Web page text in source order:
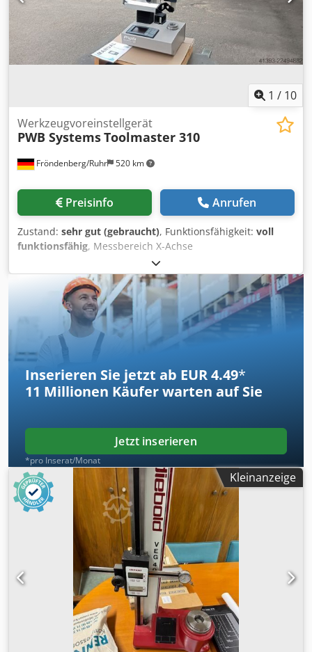
1 / 10
Fröndenberg/Ruhr 520 km
Werkzeugvoreinstellgerät
PWB SystemsToolmaster 310
Preisinfo Anrufen
Zustand: sehr gut (gebraucht), Funktionsfähigkeit: voll
funktionsfähig, Messbereich X-Achse
(Werkzeugdurchmesser) ca. 250 mm Messbereich Z-Achse
(Werkzeuglänge) ca. 400 mm max. Werkzeuggewicht 10 kg
Werkzeugaufnahme/Grundaufnahme SK 50
Werkzeugadapter SK50 auf SK40 Dsdezrtzcjpfx Ak Usck
Messwertanzeige mit Bedienungsanleitung/Handbücher
Gepflegtes Werkzeugvoreinstellgerät in einem sehr guten
Zustand.
Inserieren Sie jetzt ab EUR 4.49*
11 Millionen Käufer warten auf Sie
Jetzt inserieren
*pro Inserat/Monat
Kleinanzeige